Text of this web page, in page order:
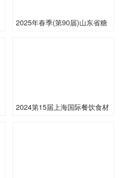
2025年春季(第90届)山东省糖
2024第15届上海国际餐饮食材